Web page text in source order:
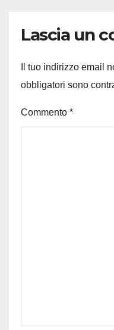
Lascia un
Il tuo indirizzo email
obbligatori sono
Commento *